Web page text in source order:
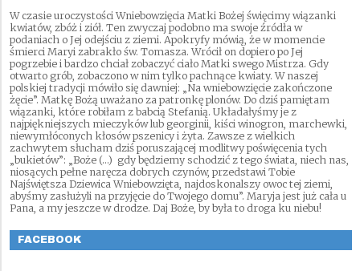
W czasie uroczystości Wniebowzięcia Matki Bożej święcimy wiązanki
kwiatów, zbóż i ziół. Ten zwyczaj podobno ma swoje źródła w
podaniach o Jej odejściu z ziemi. Apokryfy mówią, że w momencie
śmierci Maryi zabrakło św. Tomasza. Wrócił on dopiero po Jej
pogrzebie i bardzo chciał zobaczyć ciało Matki swego Mistrza. Gdy
otwarto grób, zobaczono w nim tylko pachnące kwiaty. W naszej
polskiej tradycji mówiło się dawniej: „Na wniebowzięcie zakończone
żęcie”. Matkę Bożą uważano za patronkę plonów. Do dziś pamiętam
wiązanki, które robiłam z babcią Stefanią. Układałyśmy je z
najpiękniejszych mieczyków lub georginii, kiści winogron, marchewki,
niewymłóconych kłosów pszenicy i żyta. Zawsze z wielkich
zachwytem słucham dziś poruszającej modlitwy poświęcenia tych
„bukietów”: „Boże (…) gdy będziemy schodzić z tego świata, niech nas,
niosących pełne naręcza dobrych czynów, przedstawi Tobie
Najświętsza Dziewica Wniebowzięta, najdoskonalszy owoc tej ziemi,
abyśmy zasłużyli na przyjęcie do Twojego domu”. Maryja jest już cała u
Pana, a my jeszcze w drodze. Daj Boże, by była to droga ku niebu!
FACEBOOK